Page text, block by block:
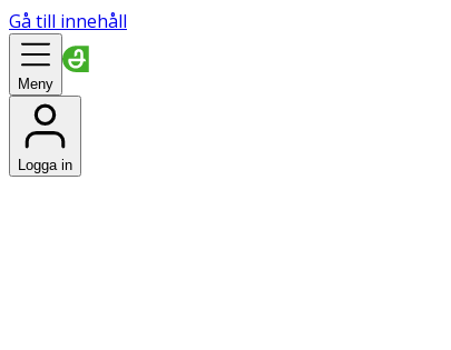
Gå till innehåll
Meny
Logga in